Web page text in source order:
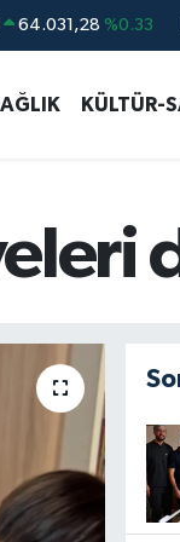
47,5540 %0.03
63,9882 %0.16
KÜLTÜR-